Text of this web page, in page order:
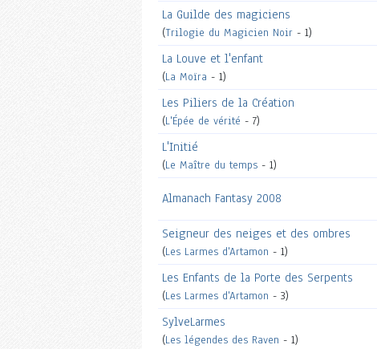
La Guilde des magiciens
(Trilogie du Magicien Noir - 1)
La Louve et l'enfant
(La Moïra - 1)
Les Piliers de la Création
(L'Épée de vérité - 7)
L'Initié
(Le Maître du temps - 1)
Almanach Fantasy 2008
Seigneur des neiges et des ombres
(Les Larmes d'Artamon - 1)
Les Enfants de la Porte des Serpents
(Les Larmes d'Artamon - 3)
SylveLarmes
(Les légendes des Raven - 1)